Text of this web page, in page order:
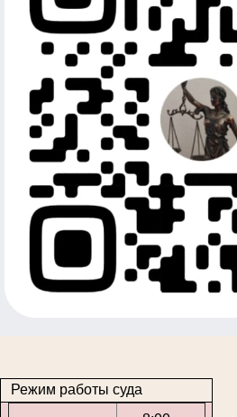
Режим работы суда